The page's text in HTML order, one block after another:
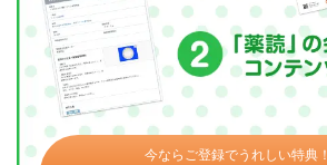
今ならご登録でうれしい特典！